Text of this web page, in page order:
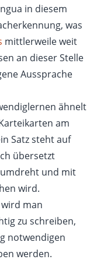
in diesem
was
mittlerweile weit
an dieser Stelle
Aussprache
ähnelt
am
Satz steht auf
übersetzt
und mit
wird.
man
zu schreiben,
notwendigen
werden.